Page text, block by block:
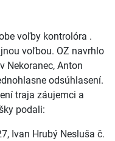
voľby kontrolóra .
voľbou. OZ navrhlo
Nekoranec, Anton
odsúhlasení.
traja záujemci a
podali:
Ivan Hrubý Nesluša č.